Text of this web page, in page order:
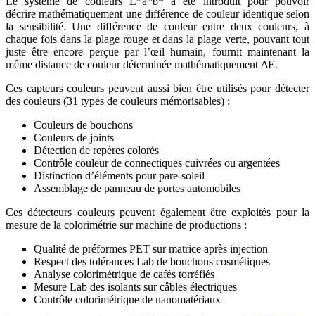
décrire mathématiquement une différence de couleur identique selon
la sensibilité. Une différence de couleur entre deux couleurs, à
chaque fois dans la plage rouge et dans la plage verte, pouvant tout
juste être encore perçue par l’œil humain, fournit maintenant la
même distance de couleur déterminée mathématiquement ΔE.
Ces capteurs couleurs peuvent aussi bien être utilisés pour détecter
des couleurs (31 types de couleurs mémorisables) :
Couleurs de bouchons
Couleurs de joints
Détection de repères colorés
Contrôle couleur de connectiques cuivrées ou argentées
Distinction d’éléments pour pare-soleil
Assemblage de panneau de portes automobiles
Ces détecteurs couleurs peuvent également être exploités pour la
mesure de la colorimétrie sur machine de productions :
Qualité de préformes PET sur matrice après injection
Respect des tolérances Lab de bouchons cosmétiques
Analyse colorimétrique de cafés torréfiés
Mesure Lab des isolants sur câbles électriques
Contrôle colorimétrique de nanomatériaux